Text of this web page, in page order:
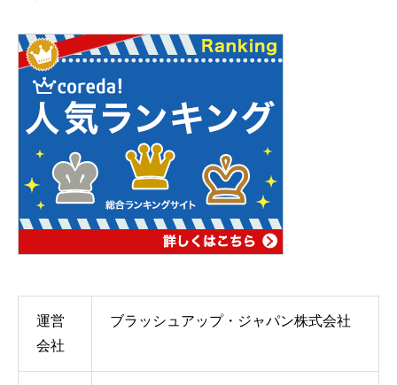
運営
会社
ブラッシュアップ・ジャパン株式会社